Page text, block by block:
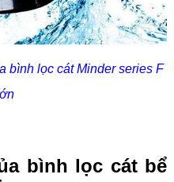
bình lọc cát Minder series F
bình lọc cát bể